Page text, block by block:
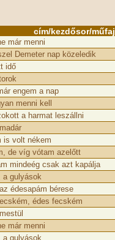
cím/kezdősor/műfaj
már menni
Demeter nap közeledik
idő
engem a nap
menni kell
a harmat leszállni
is volt nékem
de víg vótam azelőtt
mindeég csak azt kapálja
a gulyások
édesapám bérese
édes fecském
már menni
a gulyások